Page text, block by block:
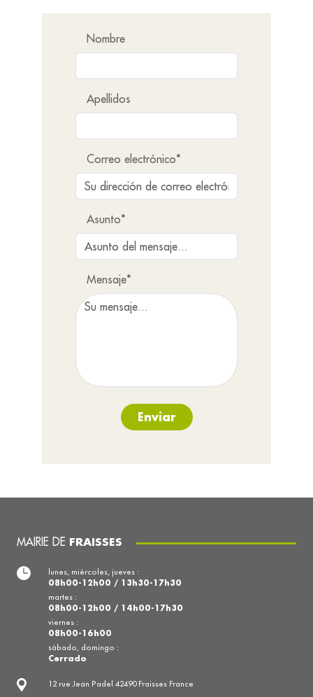
Nombre
Apellidos
Correo electrónico*
Asunto*
Mensaje*
Enviar
MAIRIE DE FRAISSES
12 rue Jean Padel 42490 Fraisses France
lunes, miércoles, jueves :
08h00-12h00 / 13h30-17h30
martes :
08h00-12h00 / 14h00-17h30
viernes :
08h00-16h00
sábado, domingo :
Cerrado